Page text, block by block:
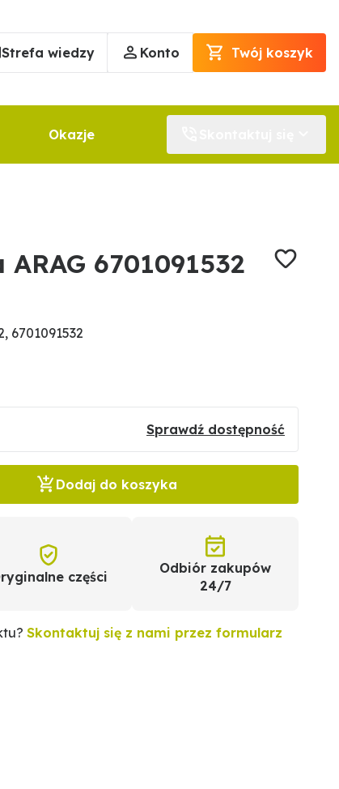
Strefa wiedzy Konto Twój koszyk
Okazje
6701091532
6701091532
Sprawdź dostępność
Dodaj do koszyka
części
Odbiór zakupów
24/7
Skontaktuj się z nami przez formularz